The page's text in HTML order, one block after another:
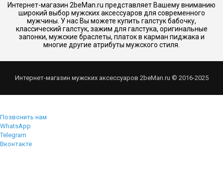
Интернет-магазин 2beMan.ru представляет Вашему вниманию
широкий выбор мужских аксессуаров для современного
мужчины. У нас Вы можете купить галстук бабочку,
классический галстук, зажим для галстука, оригинальные
запонки, мужские браслеты, платок в карман пиджака и
многие другие атрибуты мужского стиля.
Интернет-магазин мужских аксессуаров 2beMan.ru © 2016-2025
Позвонить нам
WhatsApp
Telegram
Вконтакте